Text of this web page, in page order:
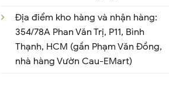
Địa điểm kho hàng và nhận hàng:
354/78A Phan Văn Trị, P11, Bình
Thạnh, HCM (gần Phạm Văn Đồng,
nhà hàng Vườn Cau-EMart)